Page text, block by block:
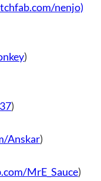
nenjo)
)
)
Anskar)
MrE_Sauce)